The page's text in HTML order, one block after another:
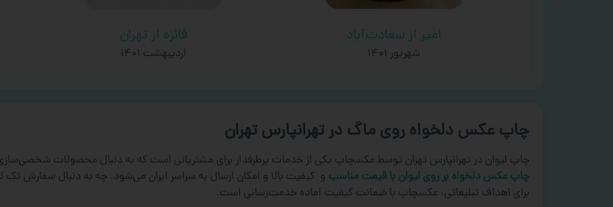
امیر از سعادت‌آباد
شهریور ۱۴۰۱
فائزه از تهران
اردیبهشت ۱۴۰۱
چاپ عکس دلخواه روی ماگ در تهرانپارس تهران
چاپ لیوان در تهرانپارس تهران توسط عکسچاپ یکی از خدمات پرطرفدار برای مشتریانی است که به دنبال محصولات
چاپ عکس دلخواه بر روی لیوان با قیمت مناسب و کیفیت بالا و امکان ارسال به سراسر ایران می‌شود. چه به دنبال سفارش
برای اهداف تبلیغاتی، عکسچاپ با ضمانت کیفیت آماده خدمت‌رسانی است.